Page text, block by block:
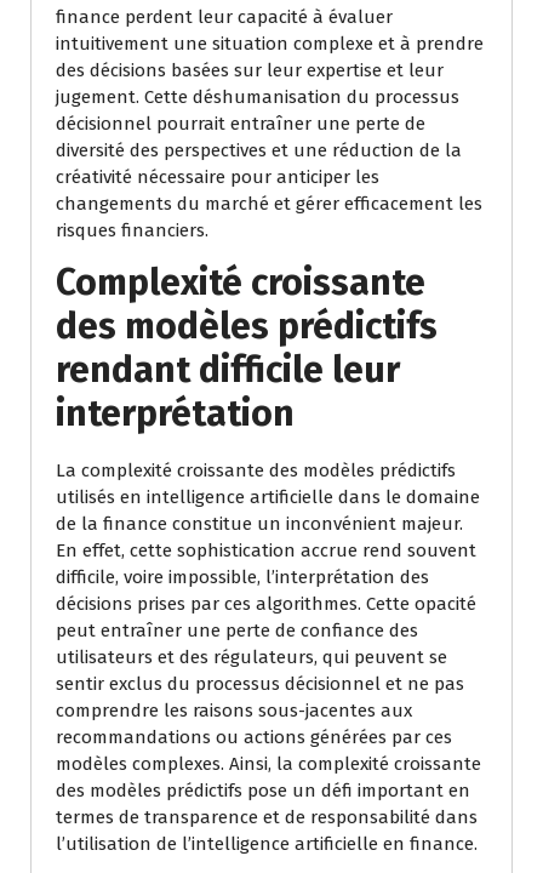
finance perdent leur capacité à évaluer
intuitivement une situation complexe et à prendre
des décisions basées sur leur expertise et leur
jugement. Cette déshumanisation du processus
décisionnel pourrait entraîner une perte de
diversité des perspectives et une réduction de la
créativité nécessaire pour anticiper les
changements du marché et gérer efficacement les
risques financiers.
Complexité croissante
des modèles prédictifs
rendant difficile leur
interprétation
La complexité croissante des modèles prédictifs
utilisés en intelligence artificielle dans le domaine
de la finance constitue un inconvénient majeur.
En effet, cette sophistication accrue rend souvent
difficile, voire impossible, l’interprétation des
décisions prises par ces algorithmes. Cette opacité
peut entraîner une perte de confiance des
utilisateurs et des régulateurs, qui peuvent se
sentir exclus du processus décisionnel et ne pas
comprendre les raisons sous-jacentes aux
recommandations ou actions générées par ces
modèles complexes. Ainsi, la complexité croissante
des modèles prédictifs pose un défi important en
termes de transparence et de responsabilité dans
l’utilisation de l’intelligence artificielle en finance.